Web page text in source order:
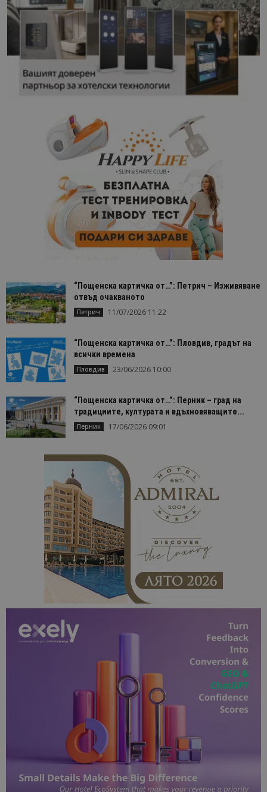
“Пощенска картичка от…”: Петрич – Изживяване
отвъд очакваното
Петрич 11/07/2026 11:22
“Пощенска картичка от…”: Пловдив, градът на
всички времена
Пловдив 23/06/2026 10:00
“Пощенска картичка от…”: Перник – град на
традициите, културата и вдъхновяващите...
Перник 17/06/2026 09:01